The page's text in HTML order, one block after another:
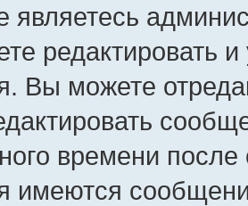
являетесь
редактировать
Вы можете
времени
имеются